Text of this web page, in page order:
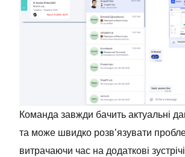
Команда завжди бачить актуальні
та може швидко розв’язувати
витрачаючи час на додаткові